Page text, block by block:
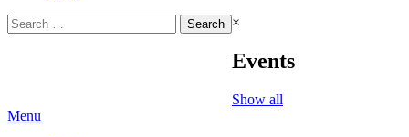
Search
for:
×
Events
Show all
Menu